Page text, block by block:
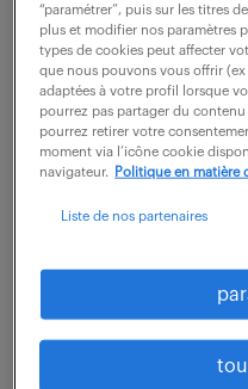
les suivantes : -
NC déclarées
clients). - Analyser et...
voir l'offre
technicien
“paramétrer”, puis sur les titres
plus et modifier nos paramètres
types de cookies peut affecter
que nous pouvons vous offrir
adaptées à votre profil lorsque
pourrez pas partager du contenu
pourrez retirer votre
moment via l’icône cookie
navigateur.
Politique en matière
Liste de nos partenaires